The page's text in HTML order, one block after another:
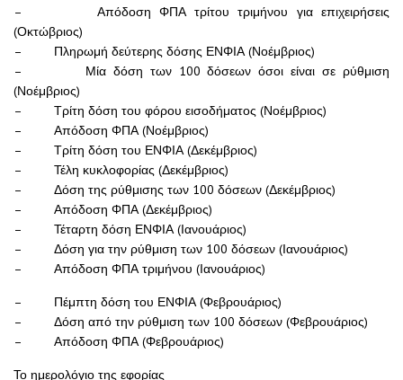
– Απόδοση ΦΠΑ τρίτου τριμήνου για επιχειρήσεις
(Οκτώβριος)
– Πληρωμή δεύτερης δόσης ΕΝΦΙΑ (Νοέμβριος)
– Μία δόση των 100 δόσεων όσοι είναι σε ρύθμιση
(Νοέμβριος)
– Τρίτη δόση του φόρου εισοδήματος (Νοέμβριος)
– Απόδοση ΦΠΑ (Νοέμβριος)
– Τρίτη δόση του ΕΝΦΙΑ (Δεκέμβριος)
– Τέλη κυκλοφορίας (Δεκέμβριος)
– Δόση της ρύθμισης των 100 δόσεων (Δεκέμβριος)
– Απόδοση ΦΠΑ (Δεκέμβριος)
– Τέταρτη δόση ΕΝΦΙΑ (Ιανουάριος)
– Δόση για την ρύθμιση των 100 δόσεων (Ιανουάριος)
– Απόδοση ΦΠΑ τριμήνου (Ιανουάριος)
– Πέμπτη δόση του ΕΝΦΙΑ (Φεβρουάριος)
– Δόση από την ρύθμιση των 100 δόσεων (Φεβρουάριος)
– Απόδοση ΦΠΑ (Φεβρουάριος)
Το ημερολόγιο της εφορίας